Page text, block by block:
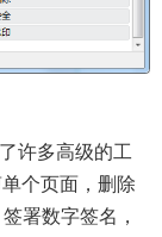
许多高级的工
个页面，删除
署数字签名，